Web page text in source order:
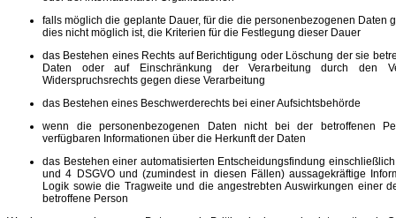
falls möglich die geplante Dauer, für die die personenbezogenen Daten
dies nicht möglich ist, die Kriterien für die Festlegung dieser Dauer
das Bestehen eines Rechts auf Berichtigung oder Löschung der sie
Daten oder auf Einschränkung der Verarbeitung durch den
Widerspruchsrechts gegen diese Verarbeitung
das Bestehen eines Beschwerderechts bei einer Aufsichtsbehörde
wenn die personenbezogenen Daten nicht bei der betroffenen
verfügbaren Informationen über die Herkunft der Daten
das Bestehen einer automatisierten Entscheidungsfindung
und 4 DSGVO und (zumindest in diesen Fällen) aussagekräftige
Logik sowie die Tragweite und die angestrebten Auswirkungen einer
betroffene Person